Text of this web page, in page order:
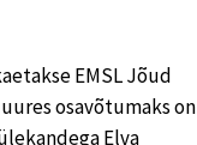
EMSL Jõud
osavõtumaks on
Elva